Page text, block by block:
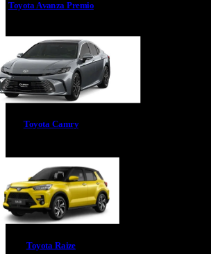
Toyota Avanza Premio
Toyota Camry
Toyota Raize